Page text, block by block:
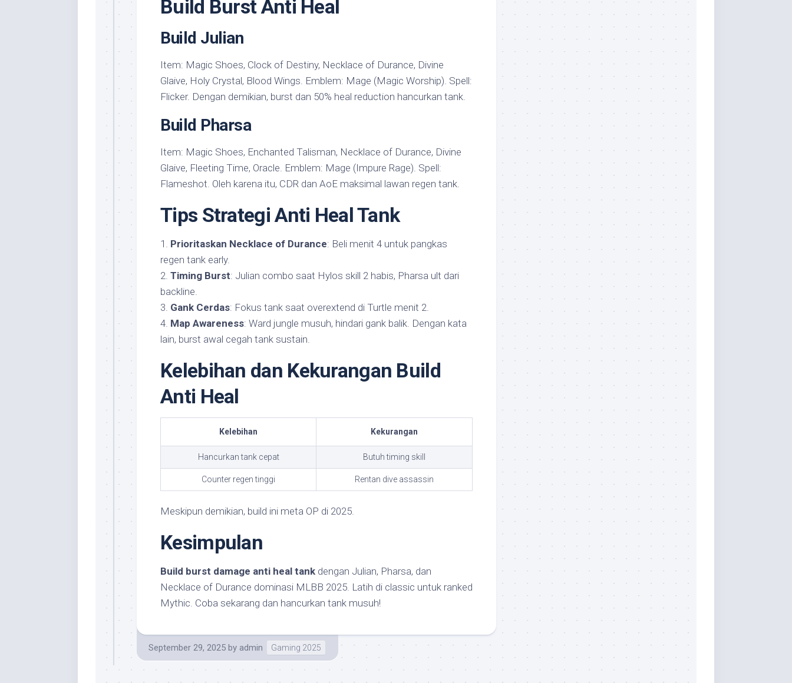
Build Burst Anti Heal
Build Julian
Item: Magic Shoes, Clock of Destiny, Necklace of Durance, Divine
Glaive, Holy Crystal, Blood Wings. Emblem: Mage (Magic Worship). Spell:
Flicker. Dengan demikian, burst dan 50% heal reduction hancurkan tank.
Build Pharsa
Item: Magic Shoes, Enchanted Talisman, Necklace of Durance, Divine
Glaive, Fleeting Time, Oracle. Emblem: Mage (Impure Rage). Spell:
Flameshot. Oleh karena itu, CDR dan AoE maksimal lawan regen tank.
Tips Strategi Anti Heal Tank
1. Prioritaskan Necklace of Durance: Beli menit 4 untuk pangkas
regen tank early.
2. Timing Burst: Julian combo saat Hylos skill 2 habis, Pharsa ult dari
backline.
3. Gank Cerdas: Fokus tank saat overextend di Turtle menit 2.
4. Map Awareness: Ward jungle musuh, hindari gank balik. Dengan kata
lain, burst awal cegah tank sustain.
Kelebihan dan Kekurangan Build
Anti Heal
Kelebihan Kekurangan
Hancurkan tank cepat Butuh timing skill
Counter regen tinggi Rentan dive assassin
Meskipun demikian, build ini meta OP di 2025.
Kesimpulan
Build burst damage anti heal tank dengan Julian, Pharsa, dan
Necklace of Durance dominasi MLBB 2025. Latih di classic untuk ranked
Mythic. Coba sekarang dan hancurkan tank musuh!
September 29, 2025 by admin Gaming 2025